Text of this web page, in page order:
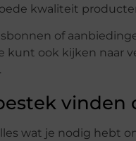
kwaliteit
of
kunt ook kijken naar
vinden
wat je nodig hebt